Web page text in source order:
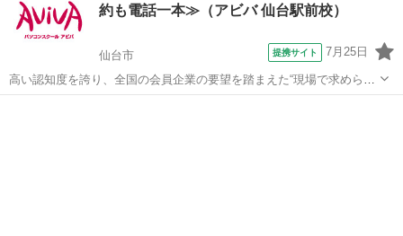
約も電話一本≫（アビバ 仙台駅前校）
仙台市 提携サイト 7月25日
高い認知度を誇り、全国の会員企業の要望を踏まえた“現場で求められ
ているスキル”、つまり実務を強く想定したスキルが身につく「日商PC